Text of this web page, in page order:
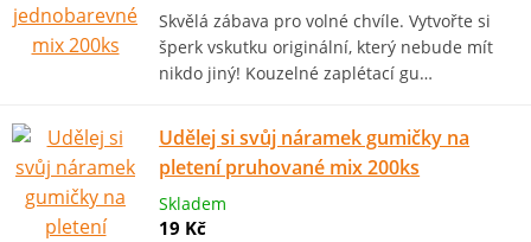
Skvělá zábava pro volné chvíle. Vytvořte si
šperk vskutku originální, který nebude mít
nikdo jiný! Kouzelné zaplétací gu…
Udělej si svůj náramek gumičky na
pletení pruhované mix 200ks
Skladem
19 Kč